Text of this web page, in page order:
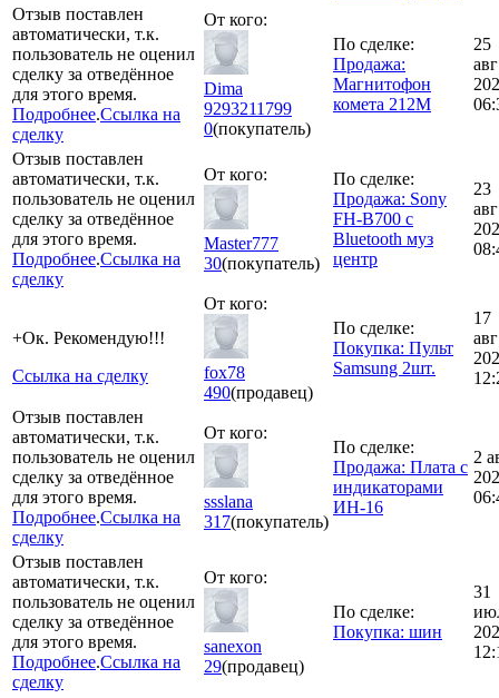
Отзыв поставлен
автоматически, т.к.
пользователь не оценил
сделку за отведённое
для этого время.
Подробнее.Ссылка на
сделку
От кого:
Dima
9293211799
0(покупатель)
По сделке:
Продажа:
Магнитофон
комета 212М
25
авг
Отзыв поставлен
автоматически, т.к.
пользователь не оценил
сделку за отведённое
для этого время.
Подробнее.Ссылка на
сделку
От кого:
Master777
30(покупатель)
По сделке:
Продажа: Sony
FH-B700 с
Bluetooth муз
центр
23
авг
+Ок. Рекомендую!!!
Ссылка на сделку
От кого:
fox78
490(продавец)
По сделке:
Покупка: Пульт
Samsung 2шт.
17
авг
Отзыв поставлен
автоматически, т.к.
пользователь не оценил
сделку за отведённое
для этого время.
Подробнее.Ссылка на
сделку
От кого:
ssslana
317(покупатель)
По сделке:
Продажа: Плата с
индикаторами
ИН-16
2
Отзыв поставлен
автоматически, т.к.
пользователь не оценил
сделку за отведённое
для этого время.
Подробнее.Ссылка на
сделку
От кого:
sanexon
29(продавец)
По сделке:
Покупка: шин
31